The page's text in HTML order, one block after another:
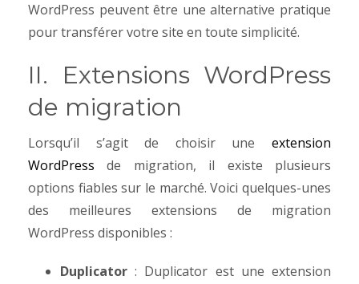
WordPress peuvent être une alternative pratique
pour transférer votre site en toute simplicité.
II. Extensions WordPress
de migration
Lorsqu’il s’agit de choisir une extension
WordPress de migration, il existe plusieurs
options fiables sur le marché. Voici quelques-unes
des meilleures extensions de migration
WordPress disponibles :
Duplicator: Duplicator est une extension